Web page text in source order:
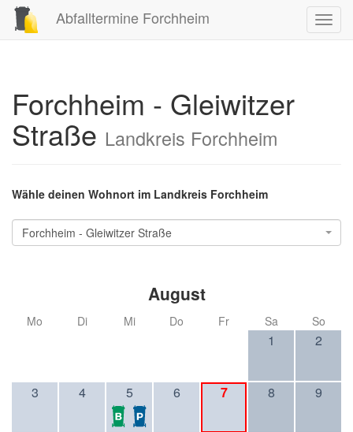
Abfalltermine Forchheim
Forchheim - Gleiwitzer
Straße Landkreis Forchheim
Wähle deinen Wohnort im Landkreis Forchheim
Forchheim - Gleiwitzer Straße
August
Mo Di Mi Do Fr Sa So
1 2
3 4 5 6 7 8 9